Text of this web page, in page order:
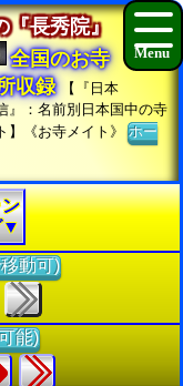
『長秀院』
全国のお寺
収録
【『日本
』：名前別日本国中の寺
】《お寺メイト》ホー
▼
動可)
能)